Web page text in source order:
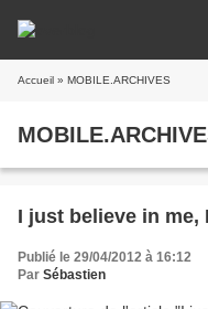
Accueil » MOBILE.ARCHIVES
I just believe in me,
Publié le 29/04/2012 à 16:12
Par Sébastien